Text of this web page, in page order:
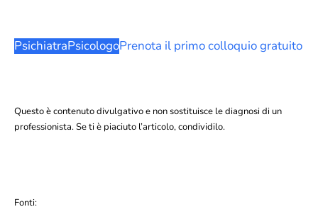
PsichiatraPsicologoPrenota il primo colloquio gratuito
Questo è contenuto divulgativo e non sostituisce le diagnosi di un
professionista. Se ti è piaciuto l’articolo, condividilo.
Fonti: